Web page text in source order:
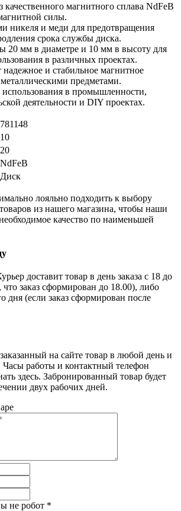
качественного магнитного сплава NdFeB
силы.
никеля и меди для предотвращения
срока службы диска.
20 мм в диаметре и 10 мм в высоту для
в различных проектах.
надежное и стабильное магнитное
предметами.
в промышленности,
деятельности и DIY проектах.
781148
10
20
NdFeB
Диск
лояльно подходить к выбору
из нашего магазина, чтобы наши
качество по наименьшей
доставит товар в день заказа с 18 до
заказ сформирован до 18.00), либо
дня (если заказ сформирован после
на сайте товар в любой день и
работы и контактный телефон
здесь. Забронированный товар будет
двух рабочих дней.
не робот *